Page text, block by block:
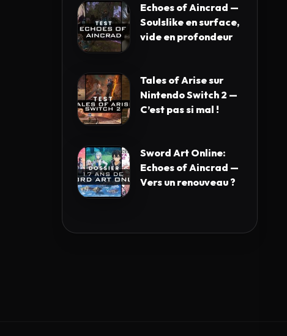
Echoes of Aincrad —
Soulslike en surface,
vide en profondeur
Tales of Arise sur
Nintendo Switch 2 —
C’est pas si mal !
Sword Art Online:
Echoes of Aincrad —
Vers un renouveau ?